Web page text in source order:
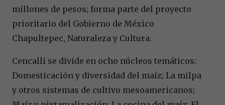
millones de pesos; forma parte del proyecto
prioritario del Gobierno de México
Chapultepec, Naturaleza y Cultura.
Cencalli se divide en ocho núcleos temáticos:
Domesticación y diversidad del maíz; La milpa
y otros sistemas de cultivo mesoamericanos;